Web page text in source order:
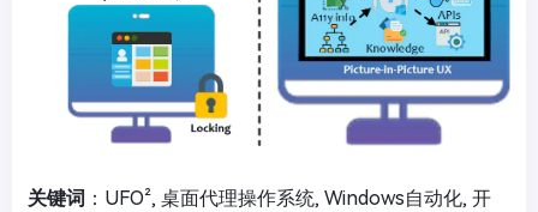
关键词 ：UFO², 桌面代理操作系统, Windows自动化, 开